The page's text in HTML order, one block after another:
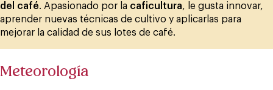
del café. Apasionado por la caficultura, le gusta innovar,
aprender nuevas técnicas de cultivo y aplicarlas para
mejorar la calidad de sus lotes de café.
Meteorología